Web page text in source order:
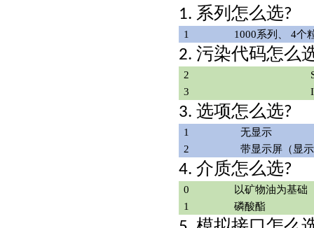
1. 系列怎么选?
1 1000系列、 4个
2. 污染代码怎么
2
3
3. 选项怎么选?
1
无显示
2
带显示屏（显
4. 介质怎么选?
0
以矿物油为基础
1
磷酸酯